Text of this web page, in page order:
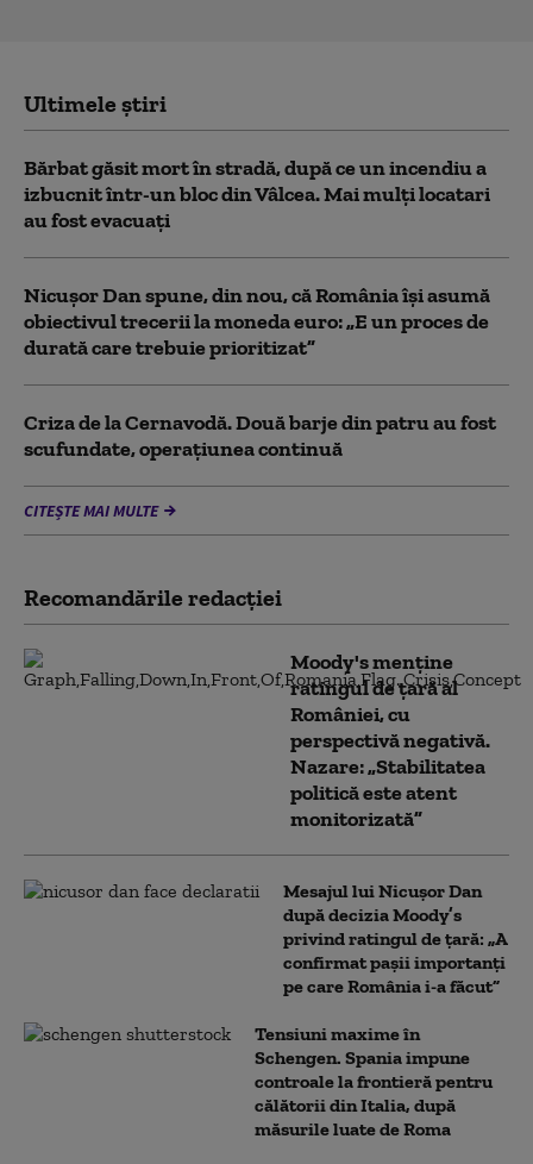
Ultimele știri
Bărbat găsit mort în stradă, după ce un incendiu a
izbucnit într-un bloc din Vâlcea. Mai mulți locatari
au fost evacuați
Nicușor Dan spune, din nou, că România își asumă
obiectivul trecerii la moneda euro: „E un proces de
durată care trebuie prioritizat”
Criza de la Cernavodă. Două barje din patru au fost
scufundate, operațiunea continuă
CITEȘTE MAI MULTE
Recomandările redacţiei
Moody's menține
ratingul de țară al
României, cu
perspectivă negativă.
Nazare: „Stabilitatea
politică este atent
monitorizată”
Mesajul lui Nicușor Dan
după decizia Moody’s
privind ratingul de țară: „A
confirmat pașii importanți
pe care România i-a făcut”
Tensiuni maxime în
Schengen. Spania impune
controale la frontieră pentru
călătorii din Italia, după
măsurile luate de Roma